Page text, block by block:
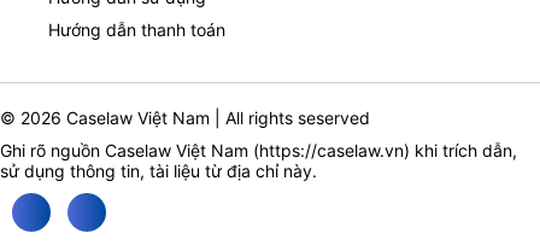
Hướng dẫn thanh toán
© 2026 Caselaw Việt Nam | All rights seserved
Ghi rõ nguồn Caselaw Việt Nam (https://caselaw.vn) khi trích dẫn,
sử dụng thông tin, tài liệu từ địa chỉ này.